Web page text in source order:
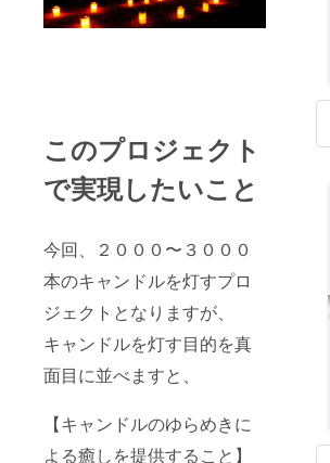
このプロジェクト
で実現したいこと
今回、２０００〜３０００
本のキャンドルを灯すプロ
ジェクトとなりますが、
キャンドルを灯す目的を真
面目に並べますと、
【キャンドルのゆらめきに
よる癒しを提供すること】